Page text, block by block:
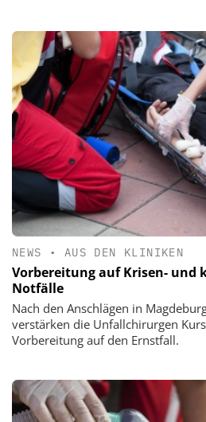
NEWS • AUS DEN KLINIKEN
Vorbereitung auf Krisen- und
Notfälle
Nach den Anschlägen in
verstärken die Unfallchirurgen
Vorbereitung auf den Ernstfall.